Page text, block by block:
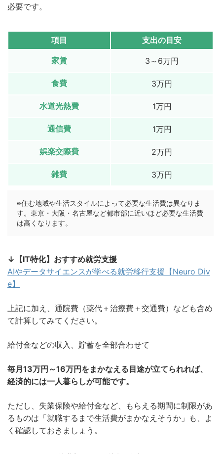
必要です。
項目 支出の目安
家賃 3～6万円
食費 3万円
水道光熱費 1万円
通信費 1万円
娯楽交際費 2万円
雑費 3万円
※住む地域や生活スタイルによって必要な生活費は異なりま
す。東京・大阪・名古屋など都市部に近いほど必要な生活費
は高くなります。
↓【IT特化】おすすめ就労支援
AIやデータサイエンスが学べる就労移行支援【Neuro Div
e】
上記に加え、通院費（薬代＋治療費＋交通費）なども含め
て計算してみてください。
給付金などの収入、貯蓄を全部合わせて
毎月13万円～16万円をまかなえる目途が立てられれば、
経済的には一人暮らしが可能です。
ただし、失業保険や給付金など、もらえる期間に制限があ
るものは「就職するまで生活費がまかなえそうか」も、よ
く確認しておきましょう。